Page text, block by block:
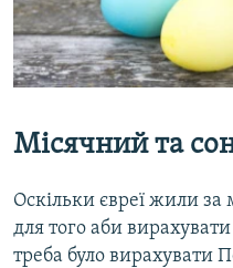
Місячний та
Оскільки євреї жили
для того аби
треба було вирахувати